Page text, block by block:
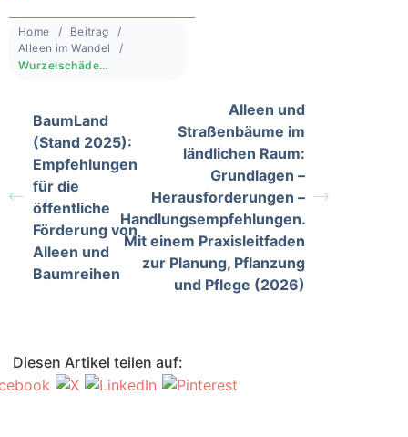
Home
Beitrag
Alleen im Wandel
Wurzelschäden: Eine Gemeinde wehrt sich (2025)
BaumLand
(Stand 2025):
Empfehlungen
für die
öffentliche
Förderung von
Alleen und
Baumreihen
Alleen und
Straßenbäume im
ländlichen Raum:
Grundlagen –
Herausforderungen –
Handlungsempfehlungen.
Mit einem Praxisleitfaden
zur Planung, Pflanzung
und Pflege (2026)
Diesen Artikel teilen auf: